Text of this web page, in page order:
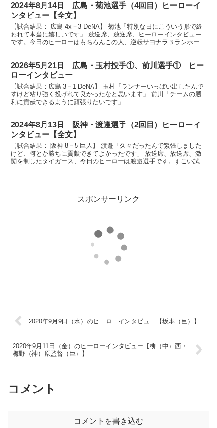
2024年8月14日 広島・菊池選手（4回目）ヒーローイ
ンタビュー【全文】
【試合結果： 広島 4x－3 DeNA】 菊池「特別な日にこういう形で終
われて本当に嬉しいです」 放送席、放送席、ヒーローインタビュー
です。今日のヒーローはもちろんこの人、逆転サヨナラ３ランホーム
2026年5月21日 広島・玉村投手①、前川選手① ヒー
ローインタビュー
【試合結果：広島 3－1 DeNA】 玉村「ランナーいっぱい出したんで
すけど粘り強く投げれて良かったなと思います」 前川「チームの勝
利に貢献できるように頑張りたいです」
2024年8月13日 阪神・渡邉選手（2回目）ヒーローイ
ンタビュー【全文】
【試合結果： 阪神 8－5 巨人】 渡邉「久々だったんで緊張しました
けど、何とか勝ちに貢献できてよかったです」 放送席、放送席、激
闘を制したタイガース、今日のヒーローは渡邉選手です。すごい試合
スポンサーリンク
2020年9月9日（水）のヒーローインタビュー【坂本（巨）】
2020年9月11日（金）のヒーローインタビュー【柳（中）西・
梅野（神）原監督（巨）】
コメント
コメントを書き込む